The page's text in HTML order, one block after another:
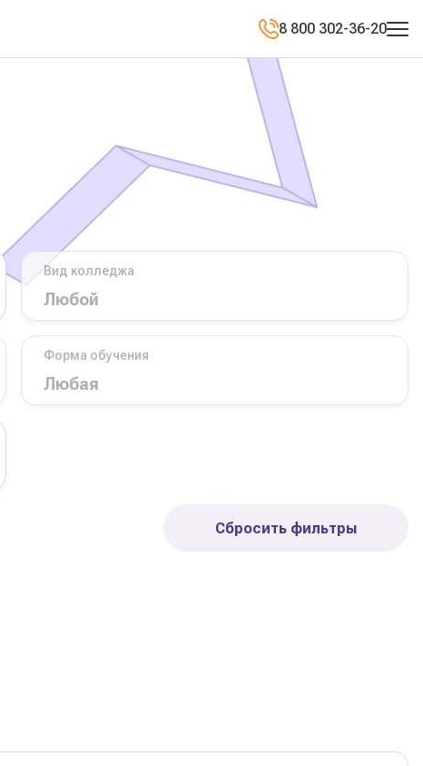
8 800 302-36-20
Вид колледжа
Форма обучения
Сбросить фильтры